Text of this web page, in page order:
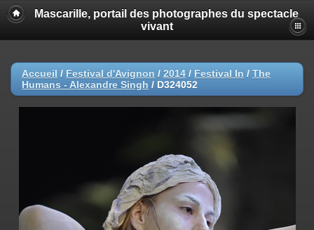
Mascarille, portail des photographes du spectacle
vivant
Accueil / Festival d'Avignon / 2014 / Festival In / The
Humans - Alexandre Singh / D324052